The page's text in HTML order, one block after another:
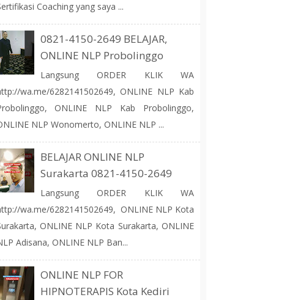
Coaching yang saya ...
0821-4150-2649 BELAJAR,
ONLINE NLP Probolinggo
Langsung ORDER KLIK WA
wa.me/6282141502649, ONLINE NLP Kab
ONLINE NLP Kab Probolinggo,
NLP Wonomerto, ONLINE NLP ...
BELAJAR ONLINE NLP
Surakarta 0821-4150-2649
Langsung ORDER KLIK WA
wa.me/6282141502649, ONLINE NLP Kota
ONLINE NLP Kota Surakarta, ONLINE
Adisana, ONLINE NLP Ban...
ONLINE NLP FOR
HIPNOTERAPIS Kota Kediri